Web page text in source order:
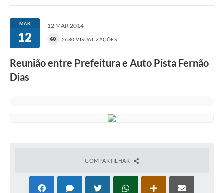
MAR
12
12 MAR 2014
2680 VISUALIZAÇÕES
Reunião entre Prefeitura e Auto Pista Fernão
Dias
COMPARTILHAR